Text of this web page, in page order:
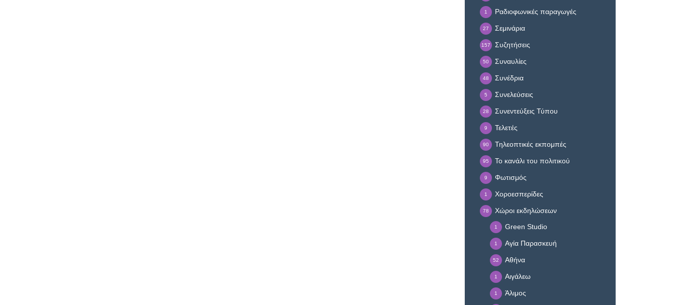
Ραδιοφωνικές παραγωγές
1
Σεμινάρια
27
Συζητήσεις
157
Συναυλίες
50
Συνέδρια
48
Συνελεύσεις
5
Συνεντεύξεις Τύπου
28
Τελετές
9
Τηλεοπτικές εκπομπές
90
Το κανάλι του πολιτικού
95
Φωτισμός
9
Χοροεσπερίδες
1
Χώροι εκδηλώσεων
78
Green Studio
1
Αγία Παρασκευή
1
Αθήνα
52
Αιγάλεω
1
Άλιμος
1